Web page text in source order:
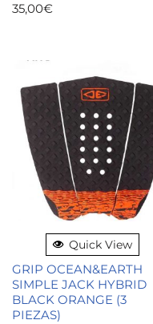
35,00€
Quick View
GRIP OCEAN&EARTH
SIMPLE JACK HYBRID
BLACK ORANGE (3
PIEZAS)